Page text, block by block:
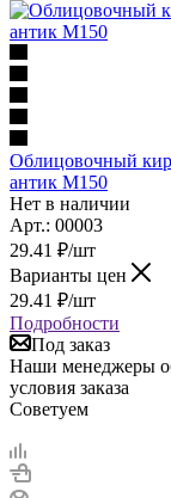
Облицовочный
антик М150
Нет в наличии
Арт.: 00003
29.41 ₽/шт
Варианты цен
29.41 ₽/шт
Подробности
Под заказ
Наши менеджеры
условия заказа
Советуем